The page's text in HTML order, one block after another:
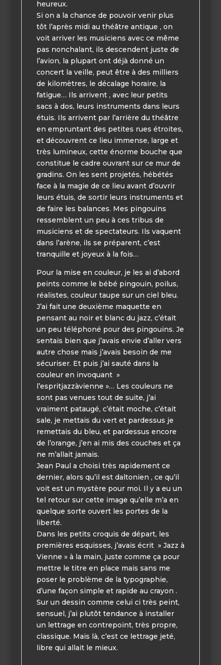
heureux.
Si on a la chance de pouvoir venir plus
tôt l’après midi au théâtre antique , on
voit arriver les musiciens avec ce même
pas nonchalant, ils descendent juste de
l’avion, la plupart ont déjà donné un
concert la veille, peut être à des milliers
de kilomètres, le décalage horaire, la
fatigue… Ils arrivent , avec leur petits
sacs à dos, leurs instruments dans leurs
étuis. Ils arrivent par l’arrière du théâtre
en empruntant des petites rues étroites,
et découvrent ce lieu immense, large et
très lumineux, cette énorme bouche que
constitue le cadre ouvrant sur ce mur de
gradins. On les sent projetés, hébétés
face à la magie de ce lieu avant d’ouvrir
leurs étuis, de sortir leurs instruments et
de faire les balances. Mes pingouins
ressemblent un peu à ces tribus de
musiciens et de spectateurs. Ils vaquent
dans l’arène, ils se préparent, c’est
tranquille et joyeux à la fois…
Pour la mise en couleur, je les ai d’abord
peints comme le bébé pingouin, poilus,
réalistes, couleur taupe sur un ciel bleu.
J’ai fait une deuxième maquette en
pensant au noir et blanc du jazz, c’était
un peu téléphoné pour des pingouins. Je
sentais bien que j’avais envie d’aller vers
autre chose mais j’avais besoin de me
sécuriser. Et puis j’ai sauté dans la
couleur en invoquant »
l’espritjazzàvienne »… Les couleurs ne
sont pas venues tout de suite, j’ai
vraiment pataugé, c’était moche, c’était
sale, je mettais du vert et pardessus je
remettais du bleu, et pardessus encore
de l’orange, j’en ai mis des couches et ça
ne m’allait jamais.
Jean Paul a choisi très rapidement ce
dernier, alors qu’il est daltonien , ce qu’il
voit est un mystère pour moi. Il y a eu un
tel retour sur cette image qu’elle m’a en
quelque sorte ouvert les portes de la
liberté.
Dans les petits croquis de départ, les
premières esquisses, j’avais écrit » Jazz à
Vienne » à la main, juste comme ça pour
mettre le titre en place mais sans me
poser le problème de la typographie,
d’une façon simple et rapide au crayon .
Sur un dessin comme celui ci très peint,
sensuel, j’ai plutôt tendance à installer
un lettrage en contrepoint, très propre,
classique. Mais là, c’est ce lettrage jeté,
libre qui allait le mieux.